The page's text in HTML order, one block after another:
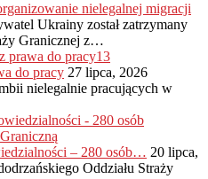
nielegalnej migracji
Ukrainy został zatrzymany
Granicznej z…
13
do pracy 27 lipca, 2026
nielegalnie pracujących w
– 280 osób… 20 lipca,
Oddziału Straży